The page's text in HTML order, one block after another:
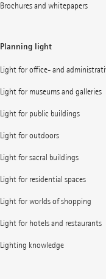
Brochures and whitepapers
Planning light
Light for office- and
Light for museums and galleries
Light for public buildings
Light for outdoors
Light for sacral buildings
Light for residential spaces
Light for worlds of shopping
Light for hotels and restaurants
Lighting knowledge